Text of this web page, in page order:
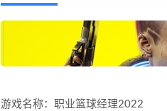
游戏名称：职业篮球经理2022